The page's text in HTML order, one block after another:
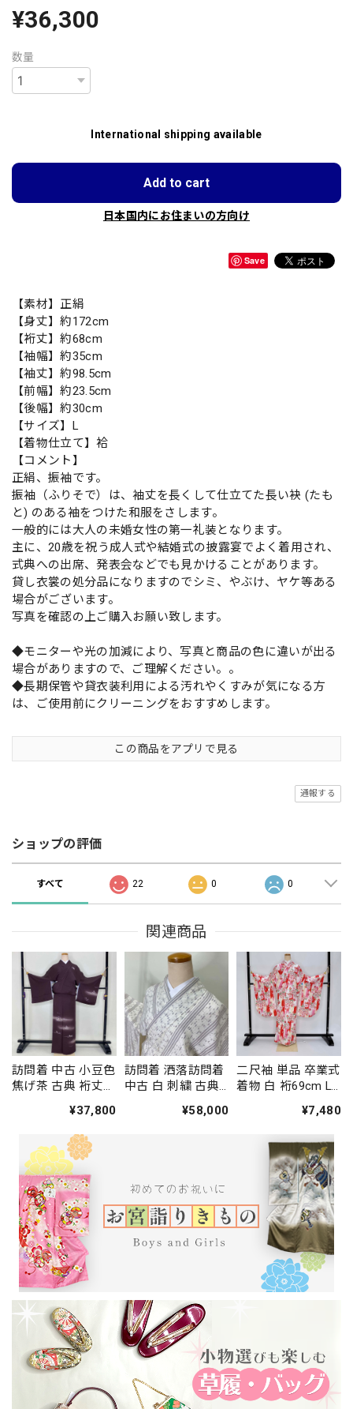
¥36,300
数量
International shipping available
Add to cart
日本国内にお住まいの方向け
Save
【素材】正絹
【身丈】約172cm
【裄丈】約68cm
【袖幅】約35cm
【袖丈】約98.5cm
【前幅】約23.5cm
【後幅】約30cm
【サイズ】L
【着物仕立て】袷
【コメント】
正絹、振袖です。
振袖（ふりそで）は、袖丈を長くして仕立てた長い袂 (たも
と) のある袖をつけた和服をさします。
一般的には大人の未婚女性の第一礼装となります。
主に、20歳を祝う成人式や結婚式の披露宴でよく着用され、
式典への出席、発表会などでも見かけることがあります。
貸し衣裳の処分品になりますのでシミ、やぶけ、ヤケ等ある
場合がございます。
写真を確認の上ご購入お願い致します。
◆モニターや光の加減により、写真と商品の色に違いが出る
場合がありますので、ご理解ください。。
◆長期保管や貸衣装利用による汚れやくすみが気になる方
は、ご使用前にクリーニングをおすすめします。
この商品をアプリで見る
通報する
ショップの評価
すべて 22 0 0
関連商品
訪問着 中古 小豆色
焦げ茶 古典 裄丈
164.5cm 結婚式 着
物 入学式 卒業式
礼装 3114
¥37,800
訪問着 洒落訪問着
中古 白 刺繍 古典
166.5cm 結婚式 着
¥58,000
二尺袖 単品 卒業式
着物 白 裄69cm LL
繊 中古 4577¥7,480